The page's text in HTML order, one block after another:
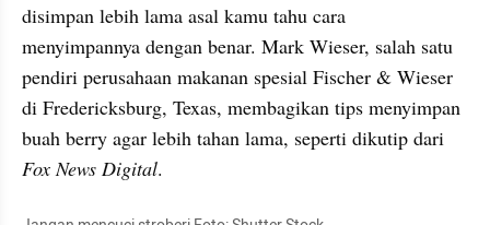
disimpan lebih lama asal kamu tahu cara
menyimpannya dengan benar. Mark Wieser, salah satu
pendiri perusahaan makanan spesial Fischer & Wieser
di Fredericksburg, Texas, membagikan tips menyimpan
Fox News Digital.